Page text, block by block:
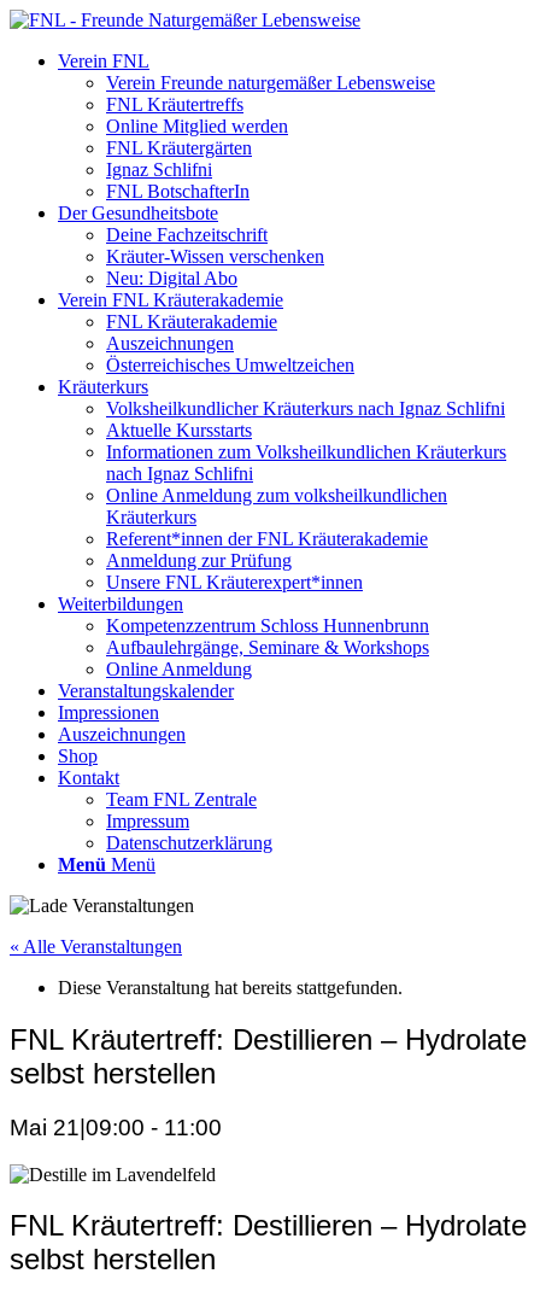
Verein FNL
Verein Freunde naturgemäßer Lebensweise
FNL Kräutertreffs
Online Mitglied werden
FNL Kräutergärten
Ignaz Schlifni
FNL BotschafterIn
Der Gesundheitsbote
Deine Fachzeitschrift
Kräuter-Wissen verschenken
Neu: Digital Abo
Verein FNL Kräuterakademie
FNL Kräuterakademie
Auszeichnungen
Österreichisches Umweltzeichen
Kräuterkurs
Volksheilkundlicher Kräuterkurs nach Ignaz Schlifni
Aktuelle Kursstarts
Informationen zum Volksheilkundlichen Kräuterkurs
nach Ignaz Schlifni
Online Anmeldung zum volksheilkundlichen
Kräuterkurs
Referent*innen der FNL Kräuterakademie
Anmeldung zur Prüfung
Unsere FNL Kräuterexpert*innen
Weiterbildungen
Kompetenzzentrum Schloss Hunnenbrunn
Aufbaulehrgänge, Seminare & Workshops
Online Anmeldung
Veranstaltungskalender
Impressionen
Auszeichnungen
Shop
Kontakt
Team FNL Zentrale
Impressum
Datenschutzerklärung
Menü Menü
« Alle Veranstaltungen
Diese Veranstaltung hat bereits stattgefunden.
FNL Kräutertreff: Destillieren – Hydrolate
selbst herstellen
Mai 21|09:00 - 11:00
FNL Kräutertreff: Destillieren – Hydrolate
selbst herstellen